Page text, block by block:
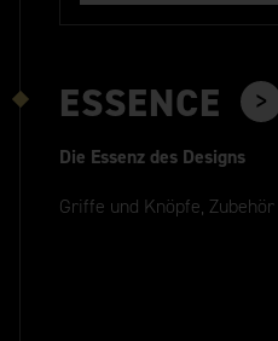
ESSENCE
Die Essenz des Designs
Griffe und Knöpfe, Zubehör